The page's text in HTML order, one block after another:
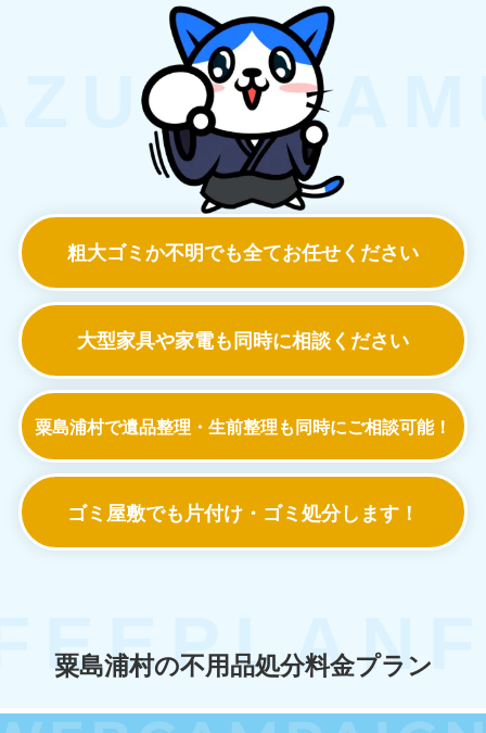
粗大ゴミか不明でも全てお任せください
大型家具や家電も同時に相談ください
粟島浦村で遺品整理・生前整理も同時にご相談可能！
ゴミ屋敷でも 片付け・ゴミ処分します！
粟島浦村の不用品処分料金プラン